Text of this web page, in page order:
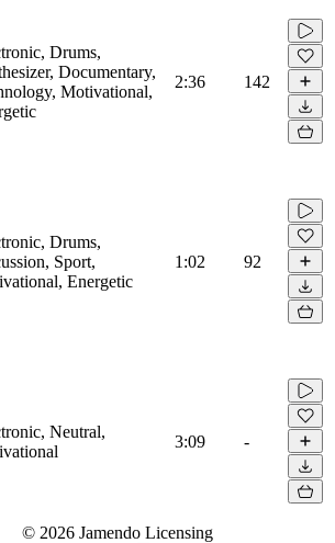
Drums,
Documentary,
Motivational,
2:36 142
Drums,
Sport,
Energetic
1:02 92
Neutral,
3:09 -
© 2026 Jamendo Licensing